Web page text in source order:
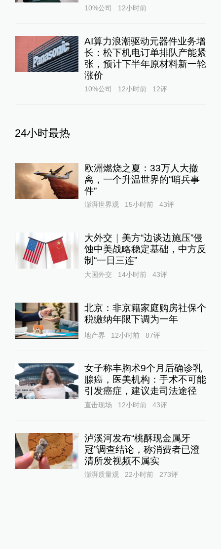
10%公司 12小时前
AI算力浪潮驱动元器件业务增
长：松下机电订单排队产能紧
张，预计下半年原材料新一轮
涨价
10%公司 12小时前 12评
24小时最热
欧洲燃烧之夏：33万人大撤
离，一个升温世界的“哨兵事
件”
澎湃世界观 15小时前 43评
大外交｜美方“边谈边施压”侵
蚀中美战略稳定基础，中方反
制“一日三连”
大国外交 14小时前 43评
北京：非京籍家庭购房社保个
税缴纳年限下调为一年
地产界 12小时前 87评
女子称丰胸术9个月后确诊乳
腺癌，医美机构：手术不可能
引发癌症，建议走司法途径
直击现场 12小时前 43评
泸溪河发布“桃酥现金属牙
冠”调查结论，称消费者已澄
清所发视频不属实
澎湃质量观 22小时前 273评